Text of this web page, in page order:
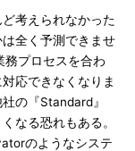
考えられなかった
全く予測できませ
務プロセスを合わ
応できなくなりま
の『Standard』
なる恐れもある。
のようなシステ